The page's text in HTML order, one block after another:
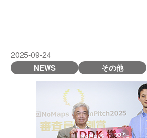
2025-09-24
NEWS その他